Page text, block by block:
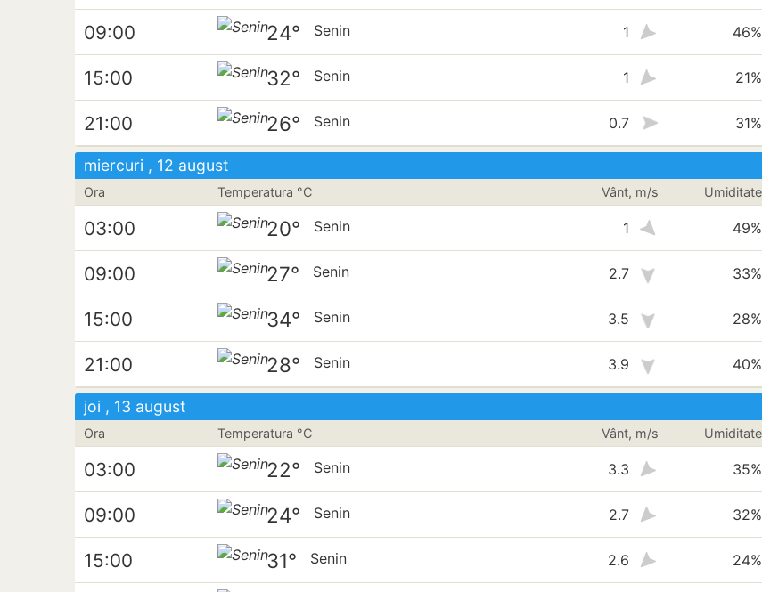
09:00 24° Senin 1 46%
15:00 32° Senin 1 21%
21:00 26° Senin 0.7 31%
miercuri , 12 august
Ora Temperatura °C Vânt, m/s Umiditate
03:00 20° Senin 1 49%
09:00 27° Senin 2.7 33%
15:00 34° Senin 3.5 28%
21:00 28° Senin 3.9 40%
joi , 13 august
Ora Temperatura °C Vânt, m/s Umiditate
03:00 22° Senin 3.3 35%
09:00 24° Senin 2.7 32%
15:00 31° Senin 2.6 24%